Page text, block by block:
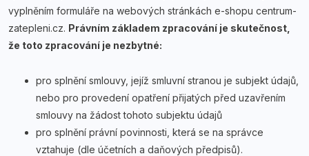
vyplněním formuláře na webových stránkách e-shopu centrum-
zatepleni.cz. Právním základem zpracování je skutečnost,
že toto zpracování je nezbytné:
pro splnění smlouvy, jejíž smluvní stranou je subjekt údajů,
nebo pro provedení opatření přijatých před uzavřením
smlouvy na žádost tohoto subjektu údajů
pro splnění právní povinnosti, která se na správce
vztahuje (dle účetních a daňových předpisů).